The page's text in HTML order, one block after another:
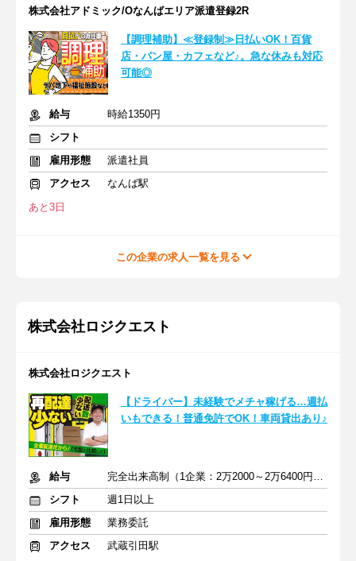
株式会社アドミック/Oなんばエリア派遣登録2R
【調理補助】≪登録制≫日払いOK！百貨
店・パン屋・カフェなど♪。急な休みも対応
可能◎
給与
時給1350円
シフト
雇用形態
派遣社員
アクセス
なんば駅
あと3日
この企業の求人一覧を見る
株式会社ロジクエスト
株式会社ロジクエスト
【ドライバー】未経験でメチャ稼げる…週払
いもできる！普通免許でOK！車両貸出あり♪
給与
完全出来高制（1企業：2万2000～2万6400円※1日あたり）
シフト
週1日以上
雇用形態
業務委託
アクセス
武蔵引田駅